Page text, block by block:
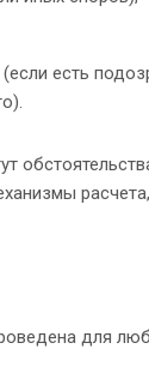
есть
для